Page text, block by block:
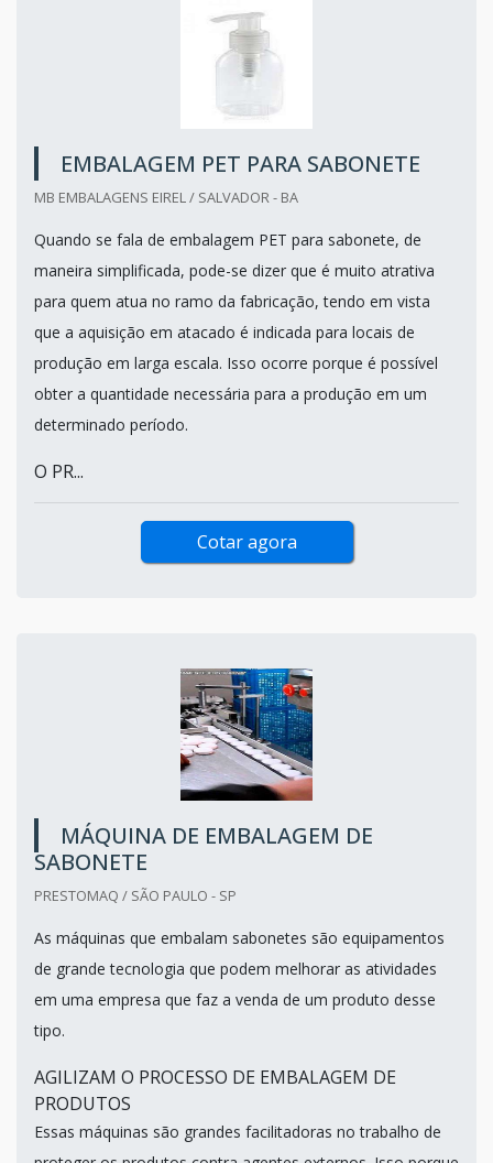
EMBALAGEM PET PARA SABONETE
MB EMBALAGENS EIREL / SALVADOR - BA
Quando se fala de embalagem PET para sabonete, de
maneira simplificada, pode-se dizer que é muito atrativa
para quem atua no ramo da fabricação, tendo em vista
que a aquisição em atacado é indicada para locais de
produção em larga escala. Isso ocorre porque é possível
obter a quantidade necessária para a produção em um
determinado período.
O PR...
Cotar agora
MÁQUINA DE EMBALAGEM DE
SABONETE
PRESTOMAQ / SÃO PAULO - SP
As máquinas que embalam sabonetes são equipamentos
de grande tecnologia que podem melhorar as atividades
em uma empresa que faz a venda de um produto desse
tipo.
AGILIZAM O PROCESSO DE EMBALAGEM DE
PRODUTOS
Essas máquinas são grandes facilitadoras no trabalho de